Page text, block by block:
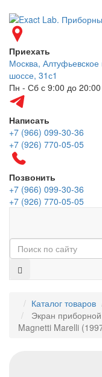
Приехать
Москва, Алтуфьевское
шоссе, 31с1
Пн - Сб с 9:00 до 20:00
Написать
+7 (966) 099-30-36
+7 (926) 770-05-05
Позвонить
+7 (966) 099-30-36
+7 (926) 770-05-05
Каталог товаров
Экран
Magnetti Marelli